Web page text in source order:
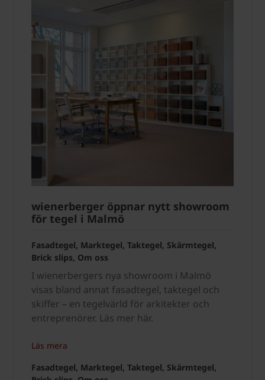
wienerberger öppnar nytt showroom
för tegel i Malmö
Fasadtegel, Marktegel, Taktegel, Skärmtegel,
Brick slips, Om oss
I wienerbergers nya showroom i Malmö
visas bland annat fasadtegel, taktegel och
skiffer – en tegelvärld för arkitekter och
entreprenörer. Läs mer här.
Läs mera
Fasadtegel, Marktegel, Taktegel, Skärmtegel,